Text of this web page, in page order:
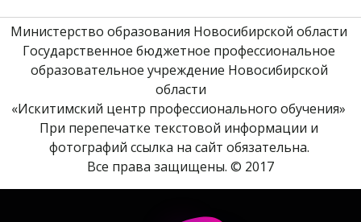
Министерство образования Новосибирской области
Государственное бюджетное профессиональное
образовательное учреждение Новосибирской
области
«Искитимский центр профессионального обучения»
При перепечатке текстовой информации и
фотографий ссылка на сайт обязательна.
Все права защищены. © 2017